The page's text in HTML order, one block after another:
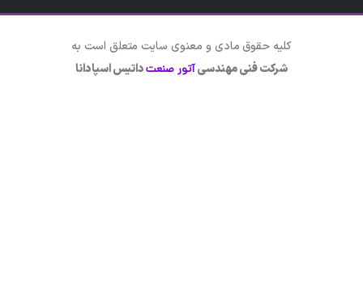
کلیه حقوق مادی و معنوی سایت متعلق است به
شرکت فنی مهندسیآتور صنعتداتیس اسپادانا